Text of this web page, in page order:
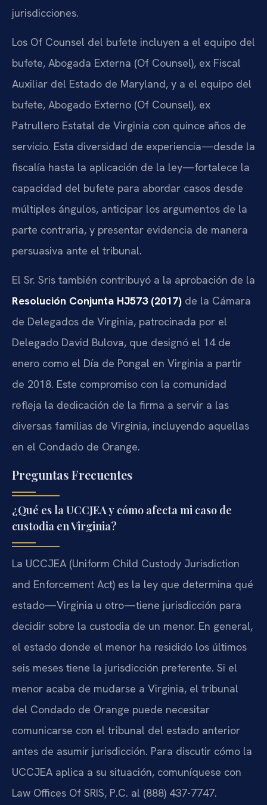
jurisdicciones.
Los Of Counsel del bufete incluyen a el equipo del
bufete, Abogada Externa (Of Counsel), ex Fiscal
Auxiliar del Estado de Maryland, y a el equipo del
bufete, Abogado Externo (Of Counsel), ex
Patrullero Estatal de Virginia con quince años de
servicio. Esta diversidad de experiencia—desde la
fiscalía hasta la aplicación de la ley—fortalece la
capacidad del bufete para abordar casos desde
múltiples ángulos, anticipar los argumentos de la
parte contraria, y presentar evidencia de manera
persuasiva ante el tribunal.
El Sr. Sris también contribuyó a la aprobación de la
Resolución Conjunta HJ573 (2017) de la Cámara
de Delegados de Virginia, patrocinada por el
Delegado David Bulova, que designó el 14 de
enero como el Día de Pongal en Virginia a partir
de 2018. Este compromiso con la comunidad
refleja la dedicación de la firma a servir a las
diversas familias de Virginia, incluyendo aquellas
en el Condado de Orange.
Preguntas Frecuentes
¿Qué es la UCCJEA y cómo afecta mi caso de
custodia en Virginia?
La UCCJEA (Uniform Child Custody Jurisdiction
and Enforcement Act) es la ley que determina qué
estado—Virginia u otro—tiene jurisdicción para
decidir sobre la custodia de un menor. En general,
el estado donde el menor ha residido los últimos
seis meses tiene la jurisdicción preferente. Si el
menor acaba de mudarse a Virginia, el tribunal
del Condado de Orange puede necesitar
comunicarse con el tribunal del estado anterior
antes de asumir jurisdicción. Para discutir cómo la
UCCJEA aplica a su situación, comuníquese con
Law Offices Of SRIS, P.C. al (888) 437-7747.